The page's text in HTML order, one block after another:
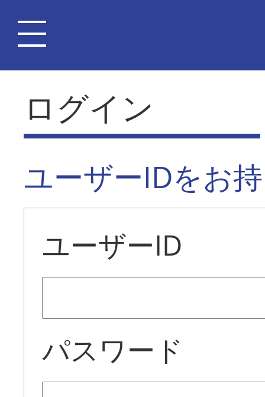
ログイン
ユーザーIDをお
ユーザーID
パスワード